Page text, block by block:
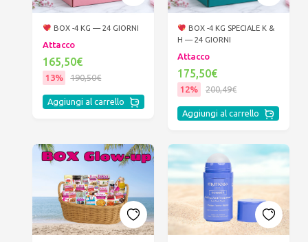
BOX -4 KG — 24 GIORNI
Attacco
165,50€
13% 190,50€
Aggiungi al carrello
BOX -4 KG SPECIALE K &
H — 24 GIORNI
Attacco
175,50€
12% 200,49€
Aggiungi al carrello